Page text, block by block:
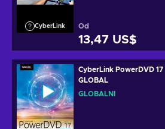
CyberLink Od
13,47 US$
CyberLink PowerDVD
GLOBAL
GLOBÁLNÍ